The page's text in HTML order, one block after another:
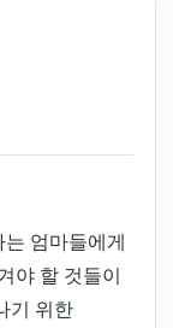
엄마들에게
야 할 것들이
기 위한